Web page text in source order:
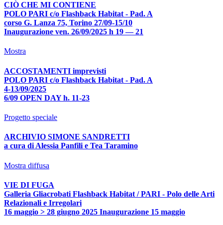
CIÒ CHE MI CONTIENE
POLO PARI c/o Flashback Habitat - Pad. A
corso G. Lanza 75, Torino 27/09-15/10
Inaugurazione ven. 26/09/2025 h 19 — 21
Mostra
ACCOSTAMENTI imprevisti
POLO PARI c/o Flashback Habitat - Pad. A
4-13/09/2025
6/09 OPEN DAY h. 11-23
Progetto speciale
ARCHIVIO SIMONE SANDRETTI
a cura di Alessia Panfili e Tea Taramino
Mostra diffusa
VIE DI FUGA
Galleria Gliacrobati Flashback Habitat / PARI - Polo delle Arti
Relazionali e Irregolari
16 maggio > 28 giugno 2025 Inaugurazione 15 maggio